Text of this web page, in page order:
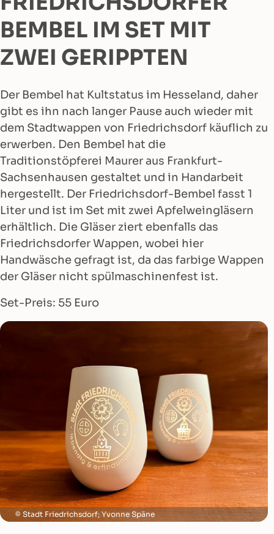
BEMBEL IM SET MIT
ZWEI GERIPPTEN
Der Bembel hat Kultstatus im Hesseland, daher
gibt es ihn nach langer Pause auch wieder mit
dem Stadtwappen von Friedrichsdorf käuflich zu
erwerben. Den Bembel hat die
Traditionstöpferei Maurer aus Frankfurt-
Sachsenhausen gestaltet und in Handarbeit
hergestellt. Der Friedrichsdorf-Bembel fasst 1
Liter und ist im Set mit zwei Apfelweingläsern
erhältlich. Die Gläser ziert ebenfalls das
Friedrichsdorfer Wappen, wobei hier
Handwäsche gefragt ist, da das farbige Wappen
der Gläser nicht spülmaschinenfest ist.
Set-Preis: 55 Euro
Stadt Friedrichsdorf; Yvonne Späne